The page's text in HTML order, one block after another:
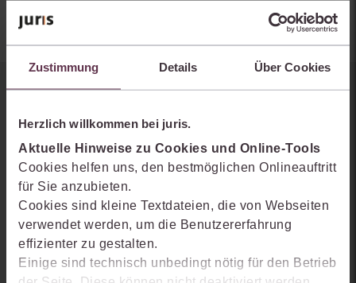
Zustimmung Details Über Cookies
Herzlich willkommen bei juris.
Aktuelle Hinweise zu Cookies und Online-Tools
Cookies helfen uns, den bestmöglichen Onlineauftritt
für Sie anzubieten.
Cookies sind kleine Textdateien, die von Webseiten
verwendet werden, um die Benutzererfahrung
effizienter zu gestalten.
Einige sind technisch unbedingt nötig für den Betrieb
Praxiswissensmanagement der Zukunft gestaltet, welche
Möglichkeiten Ihnen das juris Portal bietet und wie mit juris Ihre
Arbeitsprozesse einfacher und effizienter werden.